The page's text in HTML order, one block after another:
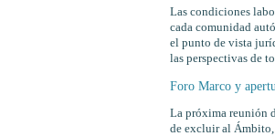
Las condiciones
cada comunidad
el punto de vista
las perspectivas de
Foro Marco y
La próxima reunión
de excluir al Ámbito,